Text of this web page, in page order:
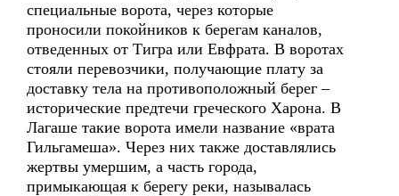
специальные ворота, через которые
проносили покойников к берегам каналов,
отведенных от Тигра или Евфрата. В воротах
стояли перевозчики, получающие плату за
доставку тела на противоположный берег –
исторические предтечи греческого Харона. В
Лагаше такие ворота имели название «врата
Гильгамеша». Через них также доставлялись
жертвы умершим, а часть города,
примыкающая к берегу реки, называлась